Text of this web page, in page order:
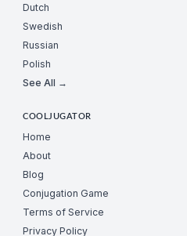
Dutch
Swedish
Russian
Polish
See All →
COOLJUGATOR
Home
About
Blog
Conjugation Game
Terms of Service
Privacy Policy